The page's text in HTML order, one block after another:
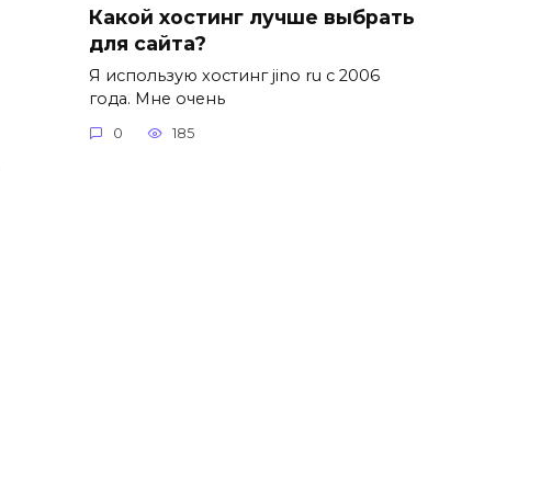
Какой хостинг лучше выбрать
для сайта?
Я использую хостинг jino ru с 2006
года. Мне очень
0 185